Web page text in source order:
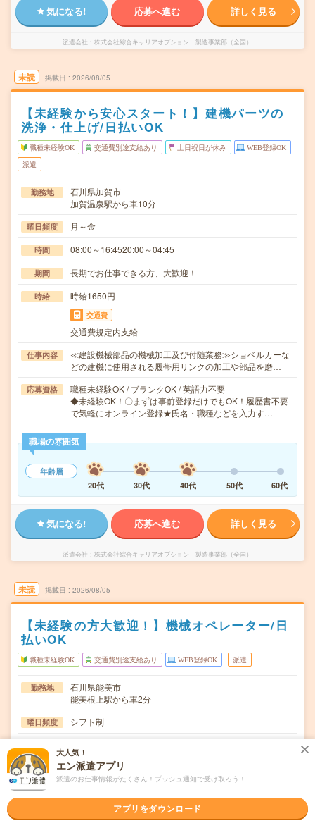
気になる! 応募へ進む 詳しく見る
派遣会社 株式会社綜合キャリアオプション 製造事業部（全国）
未読 掲載日 2026/08/05
【未経験から安心スタート！】建機パーツの
洗浄・仕上げ/日払いOK
職種未経験OK 交通費別途支給あり 土日祝日が休み WEB登録OK
派遣
勤務地
石川県加賀市
加賀温泉駅から車10分
曜日頻度 月～金
時間 08:00～16:4520:00～04:45
期間 長期でお仕事できる方、大歓迎！
時給 時給1650円
交通費
交通費規定内支給
仕事内容
≪建設機械部品の機械加工及び付随業務≫ショベルカーな
どの建機に使用される履帯用リンクの加工や部品を磨…
応募資格
職種未経験OK / ブランクOK / 英語力不要
◆未経験OK！〇まずは事前登録だけでもOK！履歴書不要
で気軽にオンライン登録★氏名・職種などを入力す…
職場の雰囲気
年齢層
20代
30代 40代 50代 60代
気になる! 応募へ進む 詳しく見る
派遣会社 株式会社綜合キャリアオプション 製造事業部（全国）
未読 掲載日 2026/08/05
【未経験の方大歓迎！】機械オペレーター/日
払いOK
職種未経験OK 交通費別途支給あり WEB登録OK 派遣
勤務地
石川県能美市
能美根上駅から車2分
曜日頻度 シフト制
期間 長期でお仕事できる方、大歓迎！
時給
大人気！
エン派遣アプリ
派遣のお仕事情報がたくさん！プッシュ通知で受け取ろう！
アプリをダウンロード